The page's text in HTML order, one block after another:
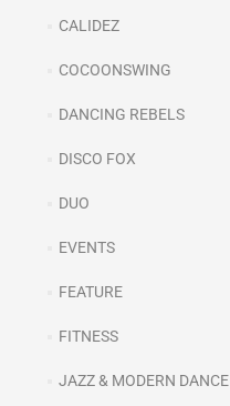
CALIDEZ
COCOONSWING
DANCING REBELS
DISCO FOX
DUO
EVENTS
FEATURE
FITNESS
JAZZ & MODERN DANCE